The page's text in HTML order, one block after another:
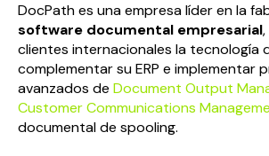
DocPath es una empresa líder en la
software documental empresarial
clientes internacionales la tecnología
complementar su ERP e implementar
avanzados de Document Output
Customer Communications
documental de spooling.